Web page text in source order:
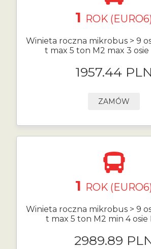
1 ROK (EURO6)
Winieta roczna mikrobus > 9
t max 5 ton M2 max 3 osie
1957.44 PLN
ZAMÓW
1 ROK (EURO6)
Winieta roczna mikrobus > 9
t max 5 ton M2 min 4 osie
2989.89